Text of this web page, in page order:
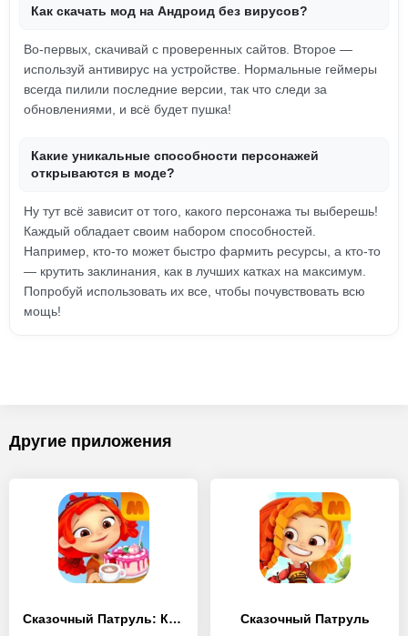
Как скачать мод на Андроид без вирусов?
Во-первых, скачивай с проверенных сайтов. Второе —
используй антивирус на устройстве. Нормальные геймеры
всегда пилили последние версии, так что следи за
обновлениями, и всё будет пушка!
Какие уникальные способности персонажей
открываются в моде?
Ну тут всё зависит от того, какого персонажа ты выберешь!
Каждый обладает своим набором способностей.
Например, кто-то может быстро фармить ресурсы, а кто-то
— крутить заклинания, как в лучших катках на максимум.
Попробуй использовать их все, чтобы почувствовать всю
мощь!
Другие приложения
Сказочный Патруль: Кафе Сказочный Патруль